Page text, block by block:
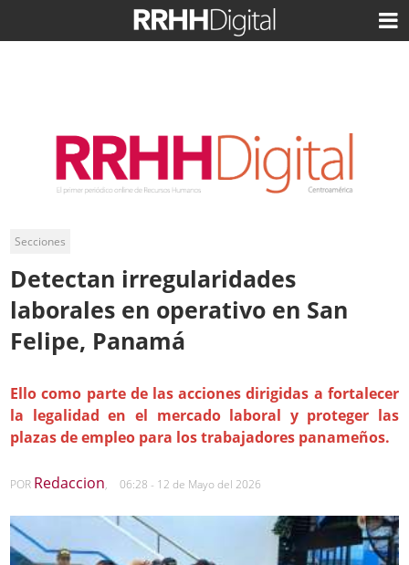
Secciones
Detectan irregularidades
laborales en operativo en San
Felipe, Panamá
Ello como parte de las acciones dirigidas a fortalecer
la legalidad en el mercado laboral y proteger las
plazas de empleo para los trabajadores panameños.
POR Redaccion, 06:28 - 12 de Mayo del 2026